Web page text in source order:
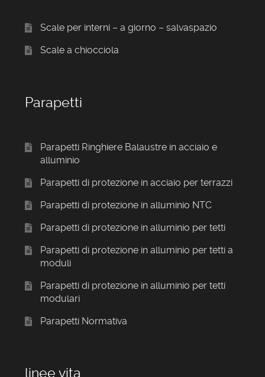
Scale per interni – a giorno – salvaspazio
Scale a chiocciola
Parapetti
Parapetti Ringhiere Balaustre in acciaio e
alluminio
Parapetti di protezione in acciaio per terrazzi
Parapetti di protezione in alluminio NTC
Parapetti di protezione in alluminio per tetti
Parapetti di protezione in alluminio per tetti a
moduli
Parapetti di protezione in alluminio per tetti
modulari
Parapetti Normativa
linee vita